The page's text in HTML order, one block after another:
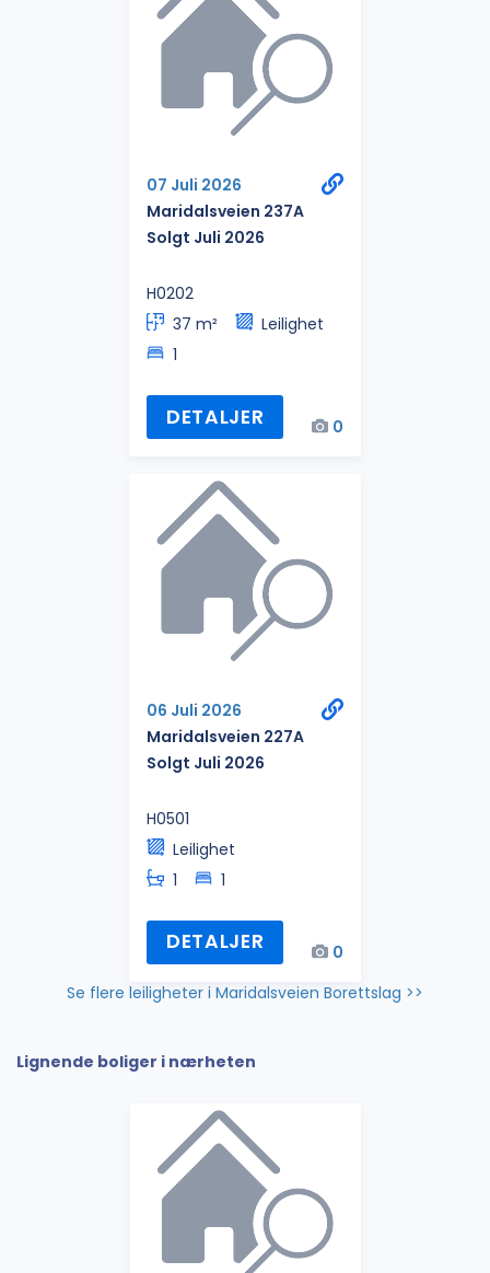
07 Juli 2026
Maridalsveien 237A
Solgt Juli 2026
H0202
37 m²
Leilighet
1
DETALJER 0
06 Juli 2026
Maridalsveien 227A
Solgt Juli 2026
H0501
Leilighet
1
1
DETALJER
0
Se flere leiligheter i Maridalsveien Borettslag >>
Lignende boliger i nærheten